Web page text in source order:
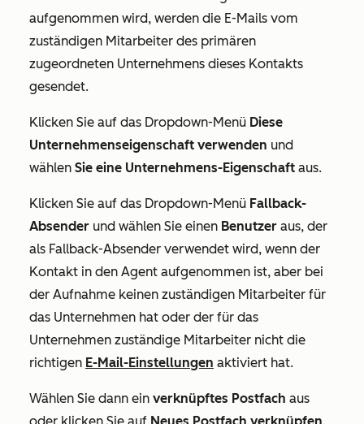
aufgenommen wird, werden die E-Mails vom
zuständigen Mitarbeiter des primären
zugeordneten Unternehmens dieses Kontakts
gesendet.
Klicken Sie auf das Dropdown-Menü Diese
Unternehmenseigenschaft verwenden und
wählen Sie eine Unternehmens-Eigenschaft aus.
Klicken Sie auf das Dropdown-Menü Fallback-
Absender und wählen Sie einen Benutzer aus, der
als Fallback-Absender verwendet wird, wenn der
Kontakt in den Agent aufgenommen ist, aber bei
der Aufnahme keinen zuständigen Mitarbeiter für
das Unternehmen hat oder der für das
Unternehmen zuständige Mitarbeiter nicht die
richtigen E-Mail-Einstellungen aktiviert hat.
Wählen Sie dann ein verknüpftes Postfach aus
oder klicken Sie auf Neues Postfach verknüpfen.